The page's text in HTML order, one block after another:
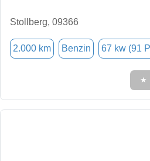
Stollberg, 09366
2.000 km Benzin 67 kw (91
★